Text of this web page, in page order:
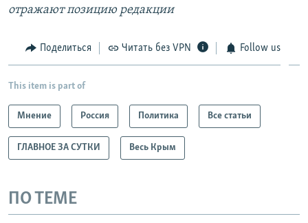
отражают позицию редакции
Поделиться Читать без VPN Follow us
This item is part of
Мнение Россия Политика Все статьи
ГЛАВНОЕ ЗА СУТКИ Весь Крым
ПО ТЕМЕ